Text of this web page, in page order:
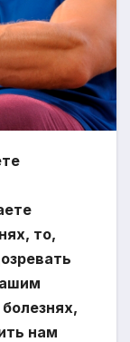
то,
нам